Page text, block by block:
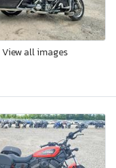
View all images